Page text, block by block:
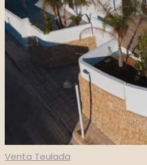
Venta Teulada